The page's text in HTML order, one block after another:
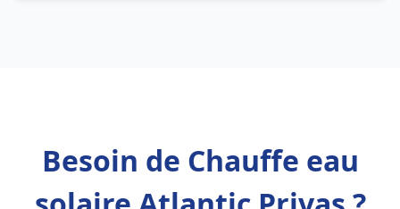
Besoin de Chauffe eau